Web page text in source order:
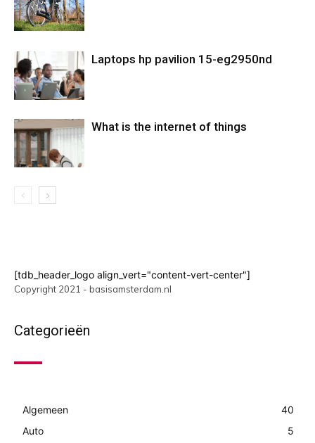
Laptops hp pavilion 15-eg2950nd
What is the internet of things
[tdb_header_logo align_vert="content-vert-center"]
Copyright 2021 - basisamsterdam.nl
Categorieën
Algemeen
40
Auto
5